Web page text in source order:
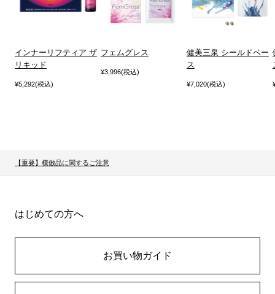
インナーリフティア ザ
リキッド
¥5,292(税込)
フェムグレス
¥3,996(税込)
健美三泉 シールドベー
ス
¥7,020(税込)
【重要】模倣品に関するご注意
はじめての方へ
お買い物ガイド